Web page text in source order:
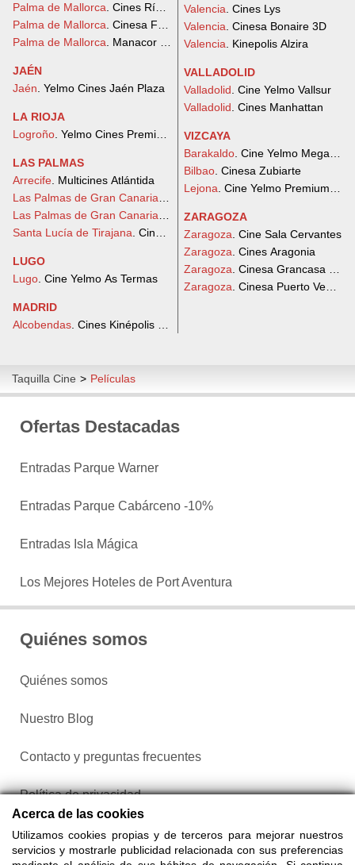
Palma de Mallorca . Cines Rívoli
Palma de Mallorca . Cinesa Festival Park 3D
Palma de Mallorca . Manacor Aficine
JAÉN
Jaén . Yelmo Cines Jaén Plaza
LA RIOJA
Logroño . Yelmo Cines Premium Berceo
LAS PALMAS
Arrecife . Multicines Atlántida
Las Palmas de Gran Canaria . Cine Yelmo Las Arenas
Las Palmas de Gran Canaria . Cine Yelmo Premium Alisios
Santa Lucía de Tirajana . Cine Yelmo Vecindario
LUGO
Lugo . Cine Yelmo As Termas
MADRID
Alcobendas . Cines Kinépolis Diversia (Ábaco Alcobendas)
Valencia . Cines Lys
Valencia . Cinesa Bonaire 3D
Valencia . Kinepolis Alzira
VALLADOLID
Valladolid . Cine Yelmo Vallsur
Valladolid . Cines Manhattan
VIZCAYA
Barakaldo . Cine Yelmo Megapark
Bilbao . Cinesa Zubiarte
Lejona . Cine Yelmo Premium
ZARAGOZA
Zaragoza . Cine Sala Cervantes
Zaragoza . Cines Aragonia
Zaragoza . Cinesa Grancasa 3D
Zaragoza . Cinesa Puerto Venecia
Taquilla Cine > Películas
Ofertas Destacadas
Entradas Parque Warner
Entradas Parque Cabárceno -10%
Entradas Isla Mágica
Los Mejores Hoteles de Port Aventura
Quiénes somos
Quiénes somos
Nuestro Blog
Contacto y preguntas frecuentes
Política de privacidad
Configurar cookies
Acerca de las cookies
Utilizamos cookies propias y de terceros para mejorar nuestros
servicios y mostrarle publicidad relacionada con sus preferencias